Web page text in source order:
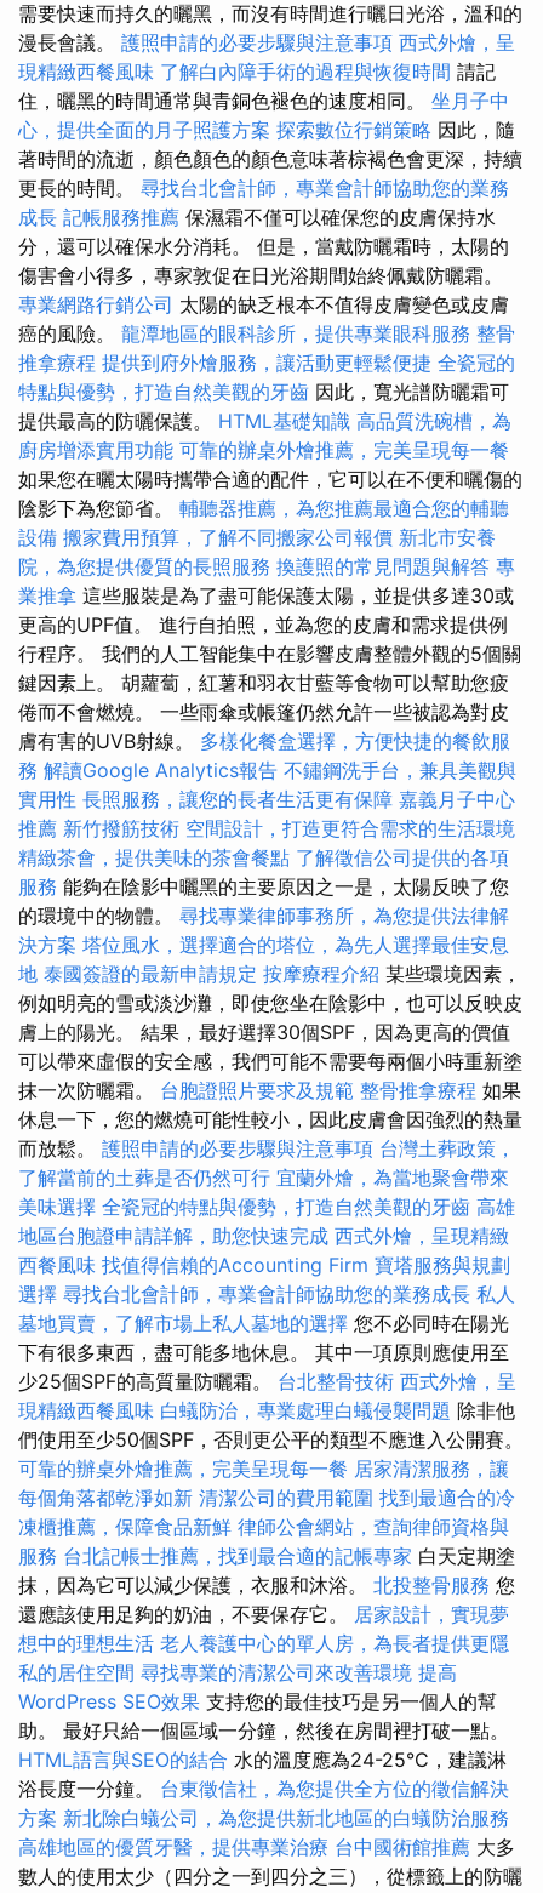
需要快速而持久的曬黑，而沒有時間進行曬日光浴，溫和的
漫長會議。 護照申請的必要步驟與注意事項 西式外燴，呈
現精緻西餐風味 了解白內障手術的過程與恢復時間 請記
住，曬黑的時間通常與青銅色褪色的速度相同。 坐月子中
心，提供全面的月子照護方案 探索數位行銷策略 因此，隨
著時間的流逝，顏色顏色的顏色意味著棕褐色會更深，持續
更長的時間。 尋找台北會計師，專業會計師協助您的業務
成長 記帳服務推薦 保濕霜不僅可以確保您的皮膚保持水
分，還可以確保水分消耗。 但是，當戴防曬霜時，太陽的
傷害會小得多，專家敦促在日光浴期間始終佩戴防曬霜。
專業網路行銷公司 太陽的缺乏根本不值得皮膚變色或皮膚
癌的風險。 龍潭地區的眼科診所，提供專業眼科服務 整骨
推拿療程 提供到府外燴服務，讓活動更輕鬆便捷 全瓷冠的
特點與優勢，打造自然美觀的牙齒 因此，寬光譜防曬霜可
提供最高的防曬保護。 HTML基礎知識 高品質洗碗槽，為
廚房增添實用功能 可靠的辦桌外燴推薦，完美呈現每一餐
如果您在曬太陽時攜帶合適的配件，它可以在不便和曬傷的
陰影下為您節省。 輔聽器推薦，為您推薦最適合您的輔聽
設備 搬家費用預算，了解不同搬家公司報價 新北市安養
院，為您提供優質的長照服務 換護照的常見問題與解答 專
業推拿 這些服裝是為了盡可能保護太陽，並提供多達30或
更高的UPF值。 進行自拍照，並為您的皮膚和需求提供例
行程序。 我們的人工智能集中在影響皮膚整體外觀的5個關
鍵因素上。 胡蘿蔔，紅薯和羽衣甘藍等食物可以幫助您疲
倦而不會燃燒。 一些雨傘或帳篷仍然允許一些被認為對皮
膚有害的UVB射線。 多樣化餐盒選擇，方便快捷的餐飲服
務 解讀Google Analytics報告 不鏽鋼洗手台，兼具美觀與
實用性 長照服務，讓您的長者生活更有保障 嘉義月子中心
推薦 新竹撥筋技術 空間設計，打造更符合需求的生活環境
精緻茶會，提供美味的茶會餐點 了解徵信公司提供的各項
服務 能夠在陰影中曬黑的主要原因之一是，太陽反映了您
的環境中的物體。 尋找專業律師事務所，為您提供法律解
決方案 塔位風水，選擇適合的塔位，為先人選擇最佳安息
地 泰國簽證的最新申請規定 按摩療程介紹 某些環境因素，
例如明亮的雪或淡沙灘，即使您坐在陰影中，也可以反映皮
膚上的陽光。 結果，最好選擇30個SPF，因為更高的價值
可以帶來虛假的安全感，我們可能不需要每兩個小時重新塗
抹一次防曬霜。 台胞證照片要求及規範 整骨推拿療程 如果
休息一下，您的燃燒可能性較小，因此皮膚會因強烈的熱量
而放鬆。 護照申請的必要步驟與注意事項 台灣土葬政策，
了解當前的土葬是否仍然可行 宜蘭外燴，為當地聚會帶來
美味選擇 全瓷冠的特點與優勢，打造自然美觀的牙齒 高雄
地區台胞證申請詳解，助您快速完成 西式外燴，呈現精緻
西餐風味 找值得信賴的Accounting Firm 寶塔服務與規劃
選擇 尋找台北會計師，專業會計師協助您的業務成長 私人
墓地買賣，了解市場上私人墓地的選擇 您不必同時在陽光
下有很多東西，盡可能多地休息。 其中一項原則應使用至
少25個SPF的高質量防曬霜。 台北整骨技術 西式外燴，呈
現精緻西餐風味 白蟻防治，專業處理白蟻侵襲問題 除非他
們使用至少50個SPF，否則更公平的類型不應進入公開賽。
可靠的辦桌外燴推薦，完美呈現每一餐 居家清潔服務，讓
每個角落都乾淨如新 清潔公司的費用範圍 找到最適合的冷
凍櫃推薦，保障食品新鮮 律師公會網站，查詢律師資格與
服務 台北記帳士推薦，找到最合適的記帳專家 白天定期塗
抹，因為它可以減少保護，衣服和沐浴。 北投整骨服務 您
還應該使用足夠的奶油，不要保存它。 居家設計，實現夢
想中的理想生活 老人養護中心的單人房，為長者提供更隱
私的居住空間 尋找專業的清潔公司來改善環境 提高
WordPress SEO效果 支持您的最佳技巧是另一個人的幫
助。 最好只給一個區域一分鐘，然後在房間裡打破一點。
HTML語言與SEO的結合 水的溫度應為24-25°C，建議淋
浴長度一分鐘。 台東徵信社，為您提供全方位的徵信解決
方案 新北除白蟻公司，為您提供新北地區的白蟻防治服務
高雄地區的優質牙醫，提供專業治療 台中國術館推薦 大多
數人的使用太少（四分之一到四分之三），從標籤上的防曬